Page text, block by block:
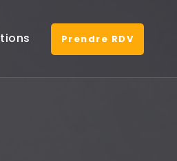
Prendre RDV